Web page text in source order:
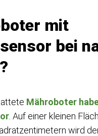
mit
bei
Mähroboter
. Auf einer kleinen
wird